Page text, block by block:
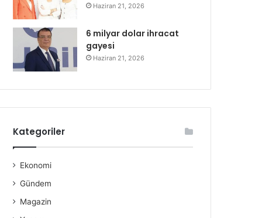
Haziran 21, 2026
6 milyar dolar ihracat
gayesi
Haziran 21, 2026
Kategoriler
Ekonomi
Gündem
Magazin